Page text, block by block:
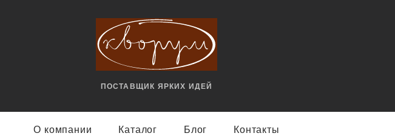
ПОСТАВЩИК ЯРКИX ИДЕЙ
О компании Каталог Блог Контакты